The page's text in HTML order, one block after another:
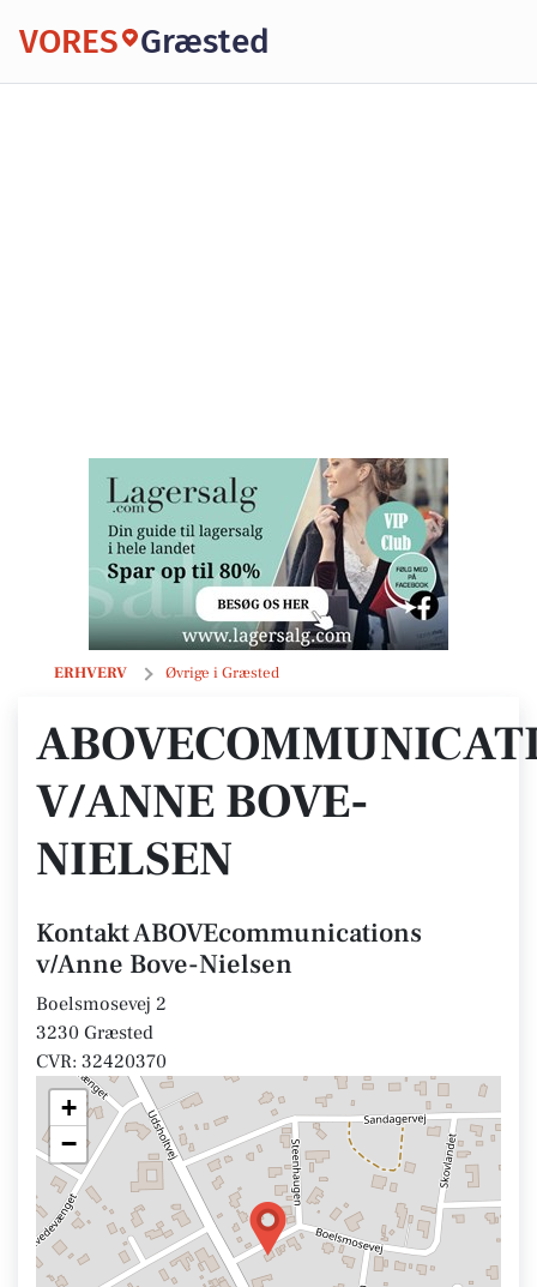
VORES Græsted
ERHVERV Øvrige i Græsted
ABOVEcommunications v/Anne Bove-Nielsen
V/ANNE BOVE-
NIELSEN
Kontakt ABOVEcommunications
v/Anne Bove-Nielsen
Boelsmosevej 2
3230 Græsted
CVR: 32420370
+
−